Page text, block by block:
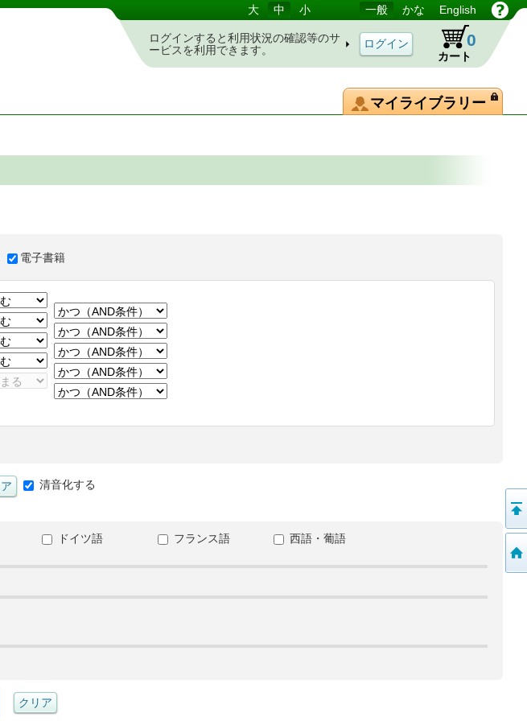
大 中 小 一般 かな English
ログインすると利用状況の確認等のサ
ービスを利用できます。
カート
0
マイライブラリー
電子書籍
清音化する
ドイツ語 フランス語
西語・葡語